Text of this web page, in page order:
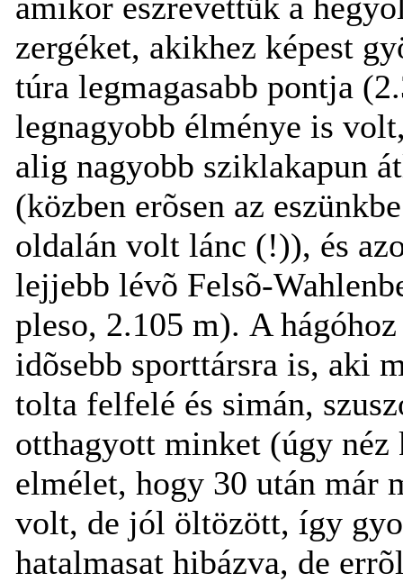
zergéket, akikhez képest
túra legmagasabb pontja
legnagyobb élménye is
alig nagyobb sziklakapun
(közben erõsen az
oldalán volt lánc (!)), és
lejjebb lévõ Felsõ-
pleso, 2.105 m). A
idõsebb sporttársra is, aki
tolta felfelé és simán,
otthagyott minket (úgy
elmélet, hogy 30 után már
volt, de jól öltözött, így
hatalmasat hibázva, de